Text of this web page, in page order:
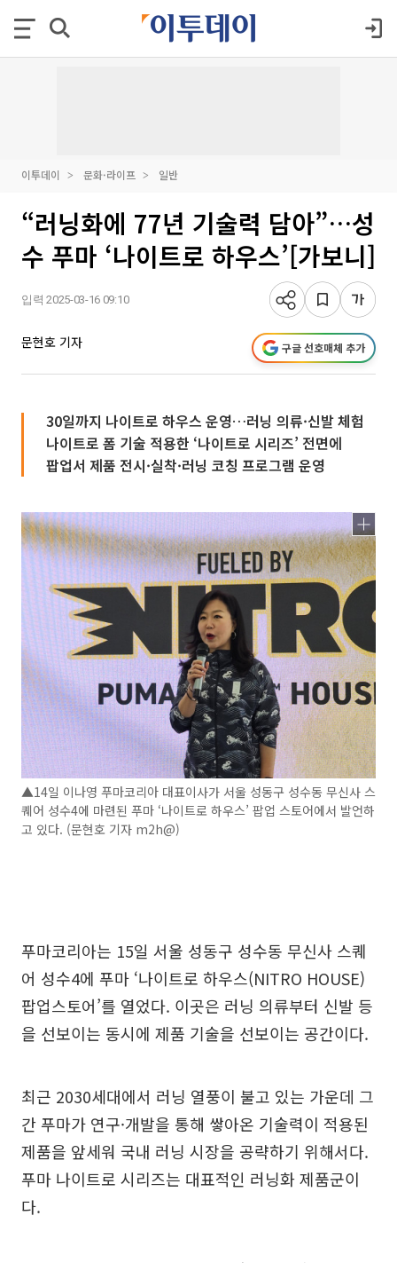
이투데이 문화·라이프 일반
“러닝화에 77년 기술력 담아”…성
수 푸마 ‘나이트로 하우스’[가보니]
입력 2025-03-16 09:10
문현호 기자 구글 선호매체 추가
30일까지 나이트로 하우스 운영…러닝 의류·신발 체험
나이트로 폼 기술 적용한 ‘나이트로 시리즈’ 전면에
팝업서 제품 전시·실착·러닝 코칭 프로그램 운영
▲14일 이나영 푸마코리아 대표이사가 서울 성동구 성수동 무신사 스
퀘어 성수4에 마련된 푸마 ‘나이트로 하우스’ 팝업 스토어에서 발언하
고 있다. (문현호 기자 m2h@)
푸마코리아는 15일 서울 성동구 성수동 무신사 스퀘
어 성수4에 푸마 ‘나이트로 하우스(NITRO HOUSE)
팝업스토어’를 열었다. 이곳은 러닝 의류부터 신발 등
을 선보이는 동시에 제품 기술을 선보이는 공간이다.
최근 2030세대에서 러닝 열풍이 불고 있는 가운데 그
간 푸마가 연구·개발을 통해 쌓아온 기술력이 적용된
제품을 앞세워 국내 러닝 시장을 공략하기 위해서다.
푸마 나이트로 시리즈는 대표적인 러닝화 제품군이
다.